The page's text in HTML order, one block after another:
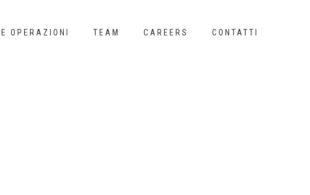
LE OPERAZIONI TEAM CAREERS CONTATTI